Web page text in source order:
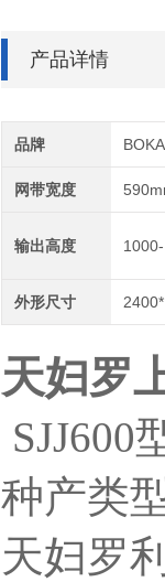
产品详情
品牌
网带宽度
输出高度
外形尺寸
天妇罗
SJJ600
种产类
天妇罗